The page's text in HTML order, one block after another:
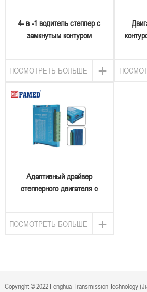
4- в -1 водитель степпер с
замкнутым контуром
+
ПОСМОТРЕТЬ БОЛЬШЕ
Адаптивный драйвер
степперного двигателя с
+
ПОСМОТРЕТЬ БОЛЬШЕ
Copyright © 2022 Fenghua Transmission